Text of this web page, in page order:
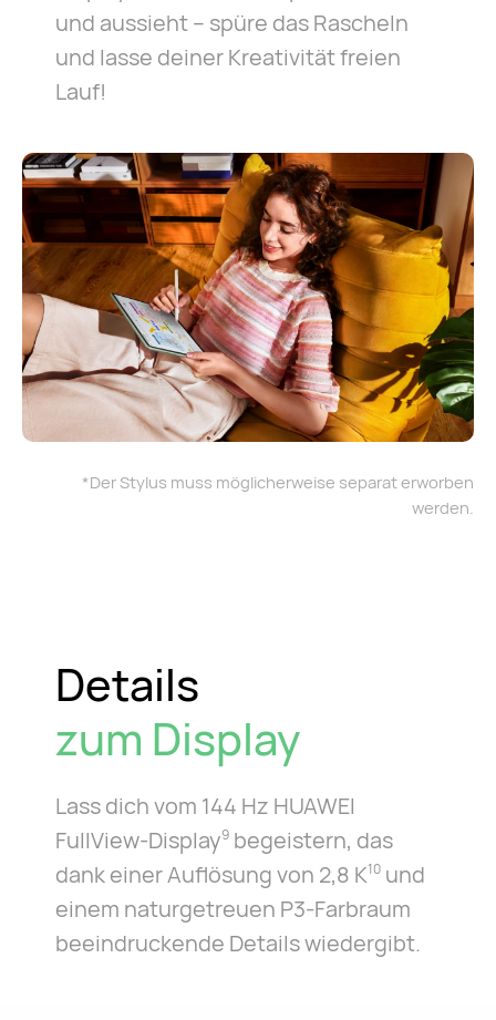
und aussieht – spüre das Rascheln
und lasse deiner Kreativität freien
Lauf!
*Der Stylus muss möglicherweise separat erworben
werden.
Details
zum Display
Lass dich vom 144 Hz HUAWEI
FullView-Display9begeistern, das
dank einer Auflösung von 2,8 K10und
einem naturgetreuen P3-Farbraum
beeindruckende Details wiedergibt.